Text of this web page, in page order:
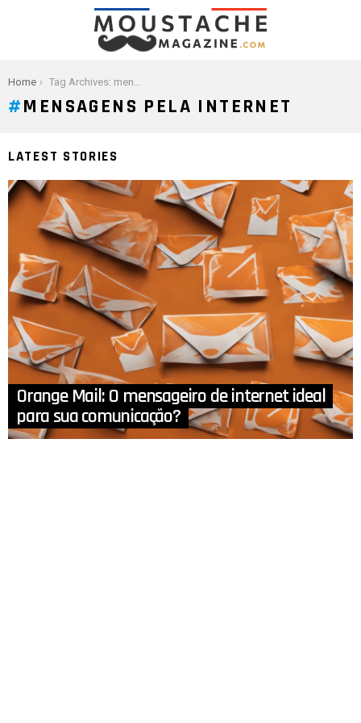
You are here:
Home Tag Archives: mensagens pela internet
MENSAGENS PELA INTERNET
LATEST STORIES
Orange Mail: O mensageiro de internet ideal
para sua comunicação?